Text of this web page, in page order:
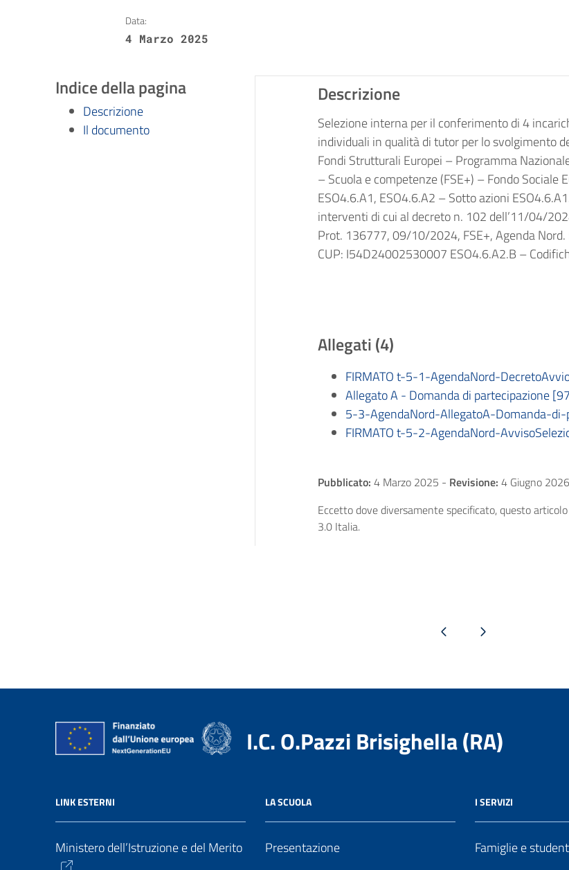
Data:
4 Marzo 2025
Indice della pagina
Descrizione
Il documento
Descrizione
Selezione interna per il conferimento di 4
individuali in qualità di tutor per lo svolgimento
Fondi Strutturali Europei – Programma
– Scuola e competenze (FSE+) – Fondo
ESO4.6.A1, ESO4.6.A2 – Sotto azioni
interventi di cui al decreto n. 102 dell’11/04/
Prot. 136777, 09/10/2024, FSE+, Agenda
CUP: I54D24002530007 ESO4.6.A2.B –
Allegati (4)
FIRMATO t-5-1-AgendaNord-
Allegato A - Domanda di partecipazione
5-3-AgendaNord-AllegatoA-Domanda-
FIRMATO t-5-2-AgendaNord-
Pubblicato: 4 Marzo 2025 - Revisione: 4 Giugno 2026
Eccetto dove diversamente specificato, questo
3.0 Italia.
Pagina precedentePagina successiva
I.C. O.Pazzi Brisighella (RA)
LINK ESTERNI
Ministero dell’Istruzione e del Merito
LA SCUOLA
Presentazione
I SERVIZI
Famiglie e